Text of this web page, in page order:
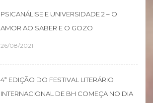
PSICANÁLISE E UNIVERSIDADE 2 – O
AMOR AO SABER E O GOZO
26/08/2021
4ª EDIÇÃO DO FESTIVAL LITERÁRIO
INTERNACIONAL DE BH COMEÇA NO DIA